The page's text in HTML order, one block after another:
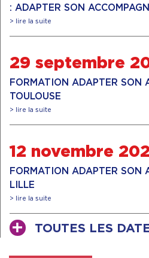
: ADAPTER SON
> lire la suite
29 septembre
FORMATION ADAPTER SON
TOULOUSE
> lire la suite
12 novembre
FORMATION ADAPTER SON
LILLE
> lire la suite
TOUTES LES